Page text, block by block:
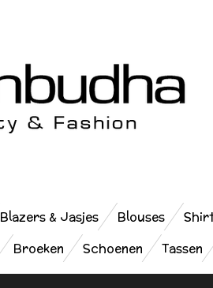
Blazers & Jasjes Blouses
Broeken Schoenen Tassen